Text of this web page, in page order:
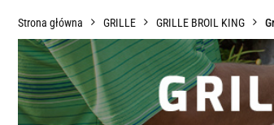
Strona główna GRILLE GRILLE BROIL KING